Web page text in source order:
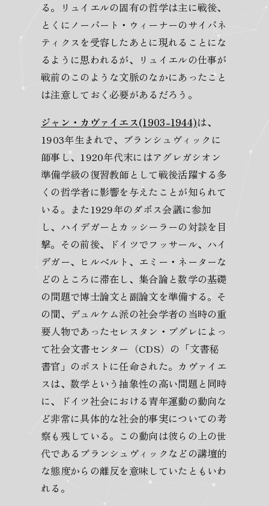
る。リュイエルの固有の哲学は主に戦後、
とくにノーバート・ウィーナーのサイバネ
ティクスを受容したあとに現れることにな
るように思われるが、リュイエルの仕事が
戦前のこのような文脈のなかにあったこと
は注意しておく必要があるだろう。
ジャン・カヴァイエス(1903-1944)は、
1903年生まれで、ブランシュヴィックに
師事し、1920年代末にはアグレガシオン
準備学級の復習教師として戦後活躍する多
くの哲学者に影響を与えたことが知られて
いる。また1929年のダボス会議に参加
し、ハイデガーとカッシーラーの対談を目
撃。その前後、ドイツでフッサール、ハイ
デガー、ヒルベルト、エミー・ネーターな
どのところに滞在し、集合論と数学の基礎
の問題で博士論文と副論文を準備する。そ
の間、デュルケム派の社会学者の当時の重
要人物であったセレスタン・ブグレによっ
て社会文書センター（CDS）の「文書秘
書官」のポストに任命された。カヴァイエ
スは、数学という抽象性の高い問題と同時
に、ドイツ社会における青年運動の動向な
ど非常に具体的な社会的事実についての考
察も残している。この動向は彼らの上の世
代であるブランシュヴィックなどの講壇的
な態度からの離反を意味していたともいわ
れる。